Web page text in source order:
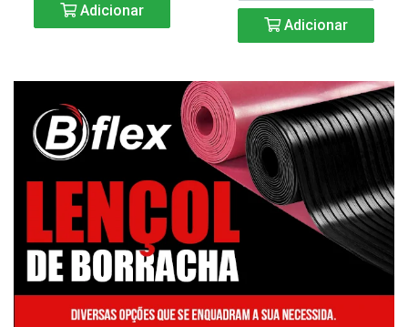
Adicionar
Adicionar